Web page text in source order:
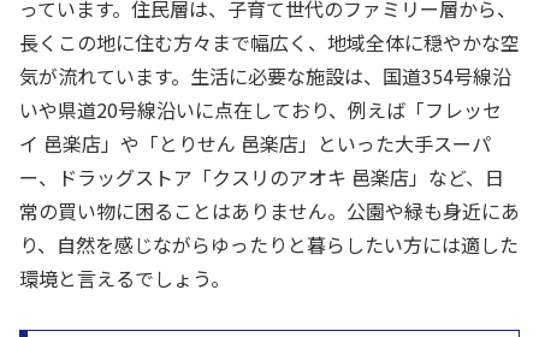
っています。住民層は、子育て世代のファミリー層から、
長くこの地に住む方々まで幅広く、地域全体に穏やかな空
気が流れています。生活に必要な施設は、国道354号線沿
いや県道20号線沿いに点在しており、例えば「フレッセ
イ 邑楽店」や「とりせん 邑楽店」といった大手スーパ
ー、ドラッグストア「クスリのアオキ 邑楽店」など、日
常の買い物に困ることはありません。公園や緑も身近にあ
り、自然を感じながらゆったりと暮らしたい方には適した
環境と言えるでしょう。